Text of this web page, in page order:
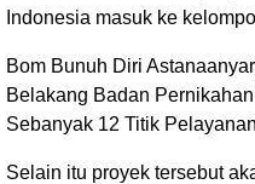
Indonesia masuk ke
Bom Bunuh Diri
Belakang Badan
Sebanyak 12 Titik
Selain itu proyek tersebut